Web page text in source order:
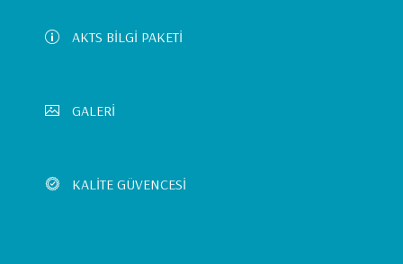
MenuAKTS BİLGİ PAKETİ
GALERİ
KALİTE GÜVENCESİ